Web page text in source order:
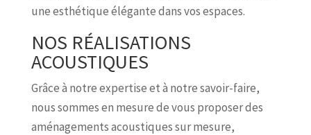
une esthétique élégante dans vos espaces.
NOS RÉALISATIONS
ACOUSTIQUES
Grâce à notre expertise et à notre savoir-faire,
nous sommes en mesure de vous proposer des
aménagements acoustiques sur mesure,